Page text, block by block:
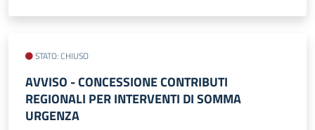
STATO: CHIUSO
AVVISO​ - CONCESSIONE CONTRIBUTI
REGIONALI PER INTERVENTI DI SOMMA
URGENZA